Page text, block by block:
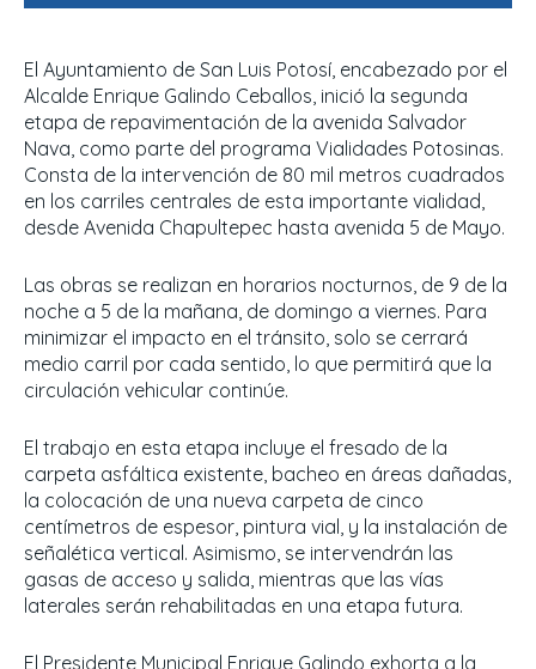
El Ayuntamiento de San Luis Potosí, encabezado por el
Alcalde Enrique Galindo Ceballos, inició la segunda
etapa de repavimentación de la avenida Salvador
Nava, como parte del programa Vialidades Potosinas.
Consta de la intervención de 80 mil metros cuadrados
en los carriles centrales de esta importante vialidad,
desde Avenida Chapultepec hasta avenida 5 de Mayo.
Las obras se realizan en horarios nocturnos, de 9 de la
noche a 5 de la mañana, de domingo a viernes. Para
minimizar el impacto en el tránsito, solo se cerrará
medio carril por cada sentido, lo que permitirá que la
circulación vehicular continúe.
El trabajo en esta etapa incluye el fresado de la
carpeta asfáltica existente, bacheo en áreas dañadas,
la colocación de una nueva carpeta de cinco
centímetros de espesor, pintura vial, y la instalación de
señalética vertical. Asimismo, se intervendrán las
gasas de acceso y salida, mientras que las vías
laterales serán rehabilitadas en una etapa futura.
El Presidente Municipal Enrique Galindo exhorta a la